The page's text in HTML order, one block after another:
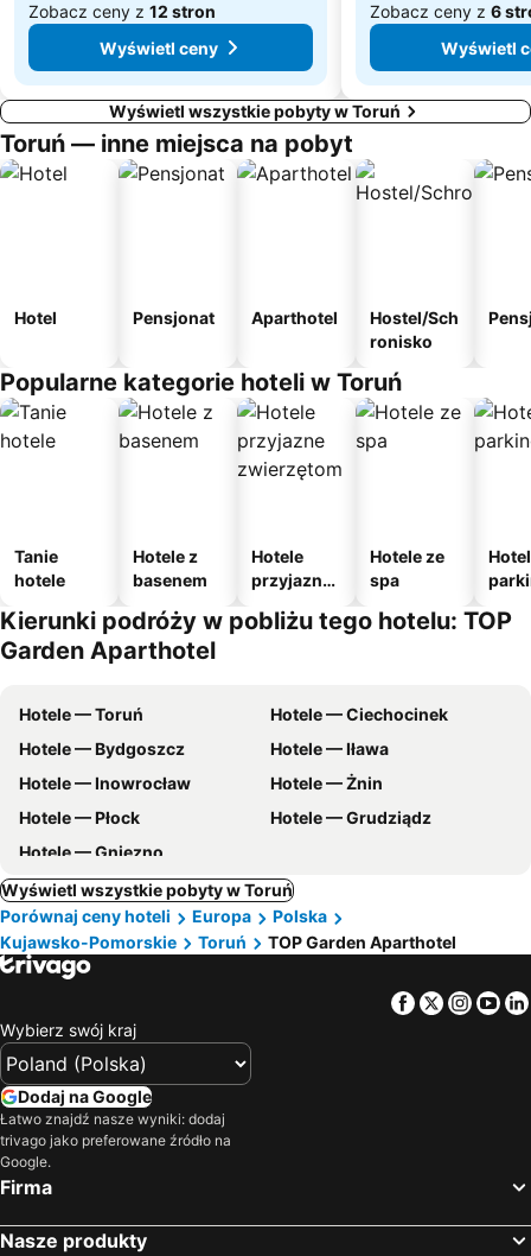
Zobacz ceny z 12 stron
Wyświetl ceny
Zobacz ceny z 6
Wyświetl
Wyświetl wszystkie pobyty w Toruń
Toruń — inne miejsca na pobyt
Hotel Pensjonat Aparthotel
Hostel/Sch
ronisko
Popularne kategorie hoteli w Toruń
Tanie
hotele
Hotele z
basenem
Hotele
przyjazne
m
Hotele ze
spa
Kierunki podróży w pobliżu tego hotelu: TOP
Garden Aparthotel
Hotele — Toruń
Hotele — Ciechocinek
Hotele — Bydgoszcz
Hotele — Iława
Hotele — Inowrocław
Hotele — Żnin
Hotele — Płock
Hotele — Grudziądz
Hotele — Gniezno
Wyświetl wszystkie pobyty w Toruń
Porównaj ceny hoteli
Europa
Polska
Kujawsko-Pomorskie
Toruń TOP Garden Aparthotel
Facebook
Twitter
Wybierz swój kraj
Dodaj na Google
Łatwo znajdź nasze wyniki: dodaj
trivago jako preferowane źródło na
Google.
Firma
Nasze produkty